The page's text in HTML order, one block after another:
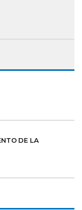
DE LA